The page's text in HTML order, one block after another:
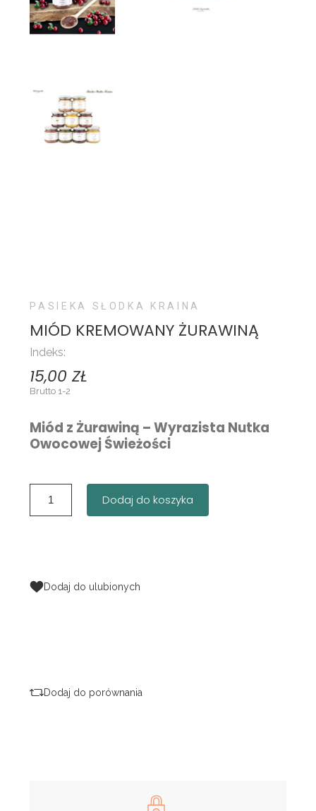
PASIEKA SŁODKA KRAINA
MIÓD KREMOWANY ŻURAWINĄ
Indeks:
15,00 ZŁ
Brutto 1-2
Miód z Żurawiną – Wyrazista Nutka
Owocowej Świeżości
Dodaj do koszyka
Dodaj do ulubionych
Dodaj do porównania